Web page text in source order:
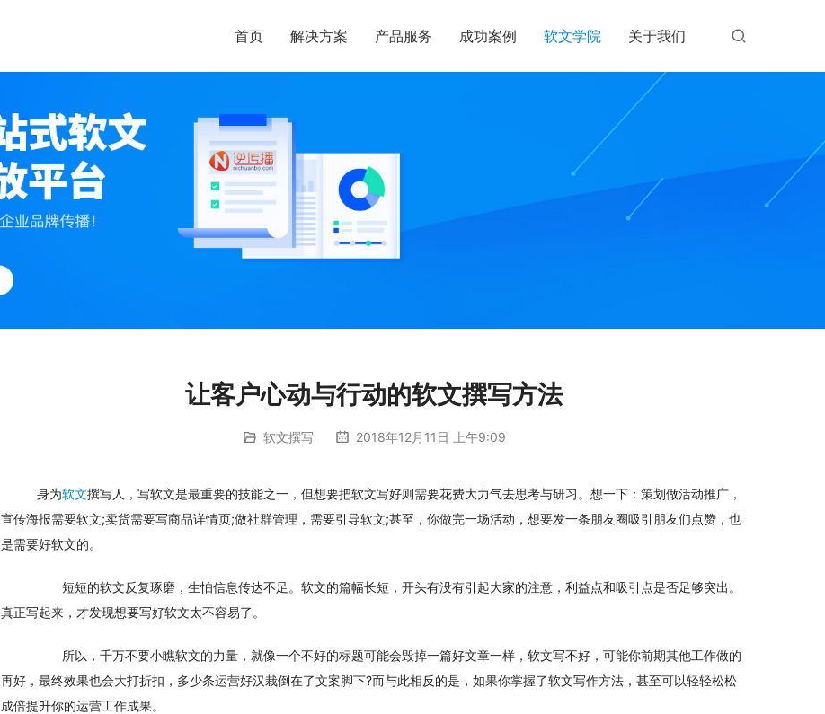
首页 解决方案 产品服务 成功案例 软文学院 关于我们
让客户心动与行动的软文撰写方法
软文撰写 2018年12月11日 上午9:09
身为软文撰写人，写软文是最重要的技能之一，但想要把软文写好则需要花费大力气去思考与研习。想一下：策划做活动推广，
宣传海报需要软文;卖货需要写商品详情页;做社群管理，需要引导软文;甚至，你做完一场活动，想要发一条朋友圈吸引朋友们点赞，也
是需要好软文的。
短短的软文反复琢磨，生怕信息传达不足。软文的篇幅长短，开头有没有引起大家的注意，利益点和吸引点是否足够突出。
真正写起来，才发现想要写好软文太不容易了。
所以，千万不要小瞧软文的力量，就像一个不好的标题可能会毁掉一篇好文章一样，软文写不好，可能你前期其他工作做的
再好，最终效果也会大打折扣，多少条运营好汉栽倒在了文案脚下?而与此相反的是，如果你掌握了软文写作方法，甚至可以轻轻松松
成倍提升你的运营工作成果。